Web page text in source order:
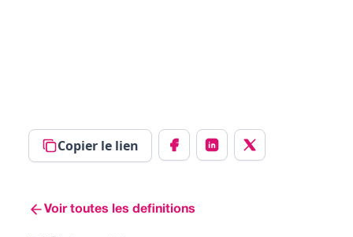
Copier le lien
Voir toutes les definitions